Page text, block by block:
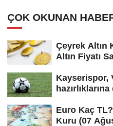
ÇOK OKUNAN
Çeyrek Altın
Altın Fiyatı
Kayserispor,
Euro Kaç
Kuru (07